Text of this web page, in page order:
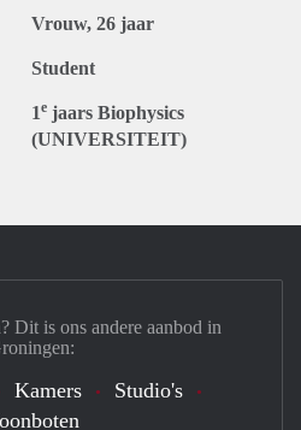
Vrouw, 26 jaar
Student
1e jaars Biophysics
(UNIVERSITEIT)
Dit is ons andere aanbod in
Kamers
Studio's